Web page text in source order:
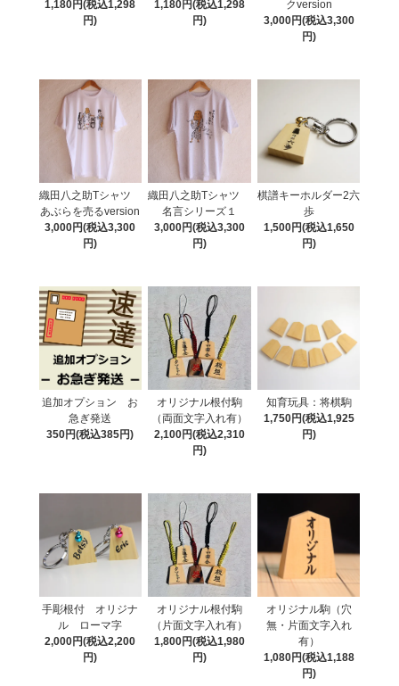
1,180円(税込1,298
円)
1,180円(税込1,298
円)
クversion
3,000円(税込3,300
円)
織田八之助Tシャツ
あぶらを売るversion
3,000円(税込3,300
円)
織田八之助Tシャツ
名言シリーズ１
3,000円(税込3,300
円)
棋譜キーホルダー2六
歩
1,500円(税込1,650
円)
追加オプション お
急ぎ発送
350円(税込385円)
オリジナル根付駒
（両面文字入れ有）
2,100円(税込2,310
円)
知育玩具：将棋駒
1,750円(税込1,925
円)
手彫根付 オリジナ
ル ローマ字
2,000円(税込2,200
円)
オリジナル根付駒
（片面文字入れ有）
1,800円(税込1,980
円)
オリジナル駒（穴
無・片面文字入れ
有）
1,080円(税込1,188
円)